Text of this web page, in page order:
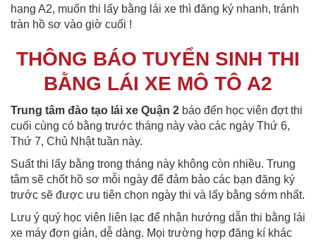
hạng A2, muốn thi lấy bằng lái xe thì đăng ký nhanh, tránh
tràn hồ sơ vào giờ cuối !
THÔNG BÁO TUYỂN SINH THI
BẰNG LÁI XE MÔ TÔ A2
Trung tâm đào tạo lái xe Quận 2 báo đến học viên đợt thi
cuối cùng có bằng trước tháng này vào các ngày Thứ 6,
Thứ 7, Chủ Nhật tuần này.
Suất thi lấy bằng trong tháng này không còn nhiều. Trung
tâm sẽ chốt hồ sơ mỗi ngày để đảm bảo các bạn đăng ký
trước sẽ được ưu tiên chọn ngày thi và lấy bằng sớm nhất.
Lưu ý quý học viên liên lạc để nhận hướng dẫn thi bằng lái
xe máy đơn giản, dễ dàng. Mọi trường hợp đăng kí khác